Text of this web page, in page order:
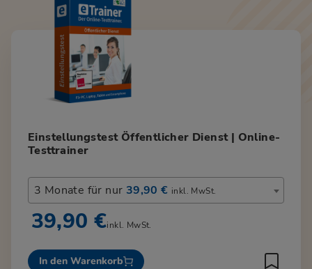
Einstellungstest Öffentlicher Dienst | Online-
Testtrainer
3 Monate für nur 39,90 € inkl. MwSt.
39,90 €inkl. MwSt.
In den Warenkorb